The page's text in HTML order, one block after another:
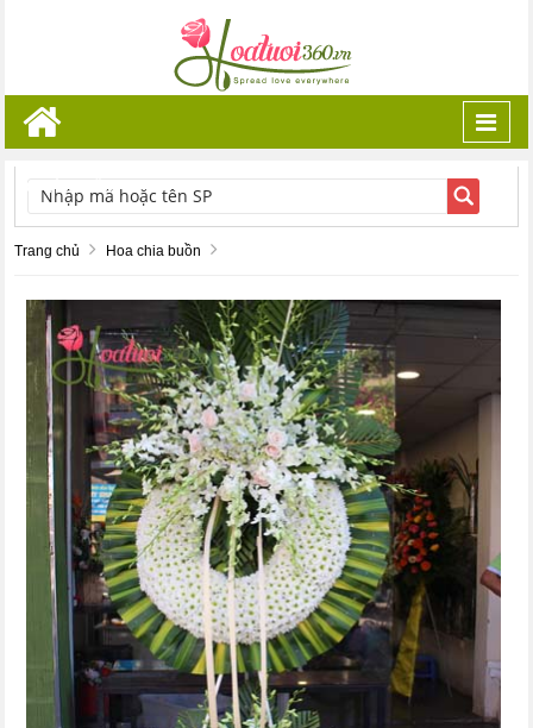
TÌM KIẾM
Trang chủ Hoa chia buồn